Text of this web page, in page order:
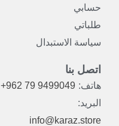
حسابي
طلباتي
سياسة الاستبدال
اتصل بنا
هاتف: +962 79 9499049
البريد:
info@karaz.store